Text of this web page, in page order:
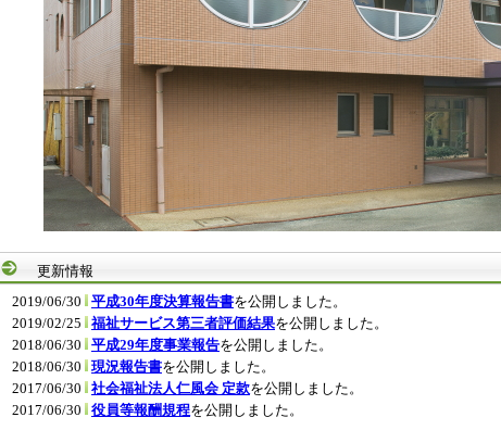
更新情報
2019/06/30
平成30年度決算報告書を公開しました。
2019/02/25
福祉サービス第三者評価結果を公開しました。
2018/06/30
平成29年度事業報告を公開しました。
2018/06/30
現況報告書を公開しました。
2017/06/30
社会福祉法人仁風会 定款を公開しました。
2017/06/30
役員等報酬規程を公開しました。